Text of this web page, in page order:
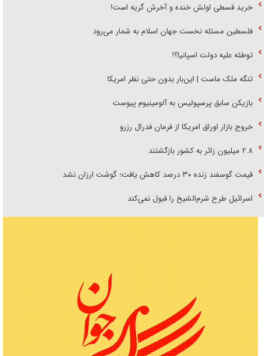
خرید قسطی اولش خنده و آخرش گریه است!
فلسطین مسئله نخست جهان اسلام به شمار می‌رود
توطئه علیه دولت اسپانیا؟!
تنگه ملک ماست | این‌بار بدون حتی نظر امریکا
بازیکن سابق پرسپولیس به آلومینیوم پیوست
خروج بازار اوراق امریکا از فرمان فدرال رزرو
۲.۸ میلیون زائر به کشور بازگشتند
قیمت گوسفند زنده ۳۰ درصد کاهش یافت؛ گوشت ارزان نشد
اسرائیل طرح شرم‌الشیخ را قبول نمی‌کند